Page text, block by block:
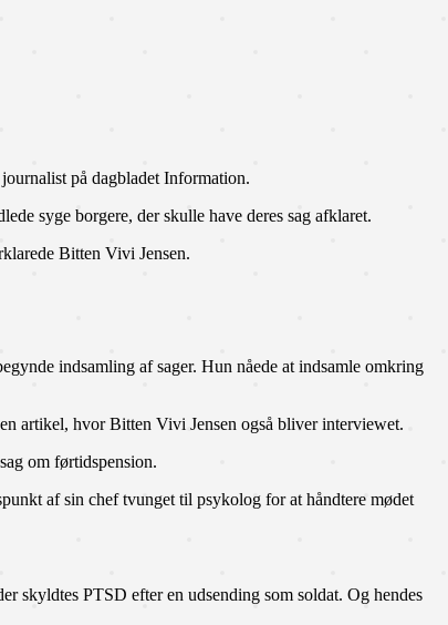
på dagbladet Information.
syge borgere, der skulle have deres sag afklaret.
Bitten Vivi Jensen.
indsamling af sager. Hun nåede at indsamle omkring
artikel, hvor Bitten Vivi Jensen også bliver interviewet.
om førtidspension.
af sin chef tvunget til psykolog for at håndtere mødet
skyldtes PTSD efter en udsending som soldat. Og hendes